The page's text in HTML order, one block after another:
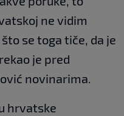
ne vidim
se toga tiče, da je
je pred
novinarima.
hrvatske